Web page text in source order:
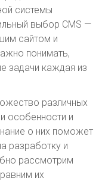
системы
выбор CMS —
сайтом и
понимать,
задачи каждая из
различных
особенности и
о них поможет
разработку и
рассмотрим
их